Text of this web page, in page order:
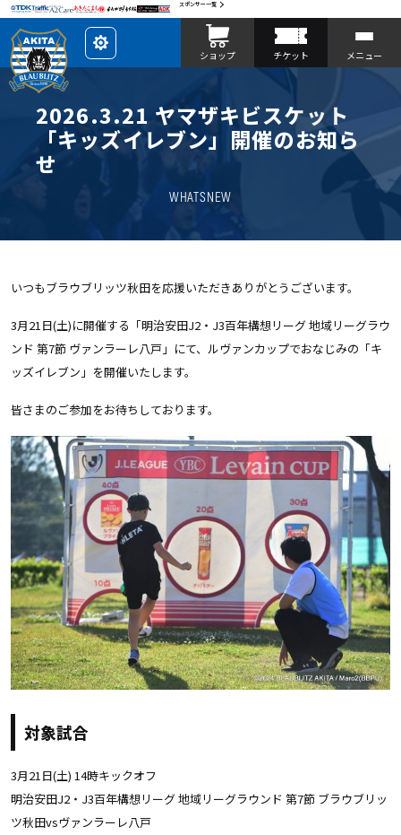
スポンサー一覧
レ
イ
ア
を
カ
ス
タ
マ
ショップ チケット メニュー
2026.3.21 ヤマザキビスケット
「キッズイレブン」開催のお知ら
せ
WHATSNEW
いつもブラウブリッツ秋田を応援いただきありがとうございます。
3月21日(土)に開催する「明治安田J2・J3百年構想リーグ 地域リーグラウ
ンド 第7節 ヴァンラーレ八戸」にて、ルヴァンカップでおなじみの「キ
ッズイレブン」を開催いたします。
皆さまのご参加をお待ちしております。
対象試合
3月21日(土) 14時キックオフ
明治安田J2・J3百年構想リーグ 地域リーグラウンド 第7節 ブラウブリッ
ツ秋田vsヴァンラーレ八戸